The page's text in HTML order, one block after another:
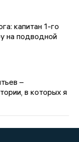
капитан 1-го
на подводной
–
в которых я